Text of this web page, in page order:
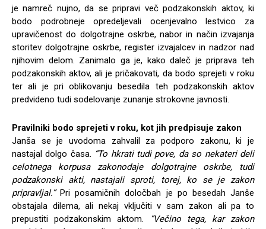
je namreč nujno, da se pripravi več podzakonskih aktov, ki
bodo podrobneje opredeljevali ocenjevalno lestvico za
upravičenost do dolgotrajne oskrbe, nabor in način izvajanja
storitev dolgotrajne oskrbe, register izvajalcev in nadzor nad
njihovim delom. Zanimalo ga je, kako daleč je priprava teh
podzakonskih aktov, ali je pričakovati, da bodo sprejeti v roku
ter ali je pri oblikovanju besedila teh podzakonskih aktov
predvideno tudi sodelovanje zunanje strokovne javnosti.
Pravilniki bodo sprejeti v roku, kot jih predpisuje zakon
Janša se je uvodoma zahvalil za podporo zakonu, ki je
nastajal dolgo časa. “To hkrati tudi pove, da so nekateri deli
celotnega korpusa zakonodaje dolgotrajne oskrbe, tudi
podzakonski akti, nastajali sproti, torej, ko se je zakon
pripravljal.”Pri posamičnih določbah je po besedah Janše
obstajala dilema, ali nekaj vključiti v sam zakon ali pa to
prepustiti podzakonskim aktom.
“Večino tega, kar zakon